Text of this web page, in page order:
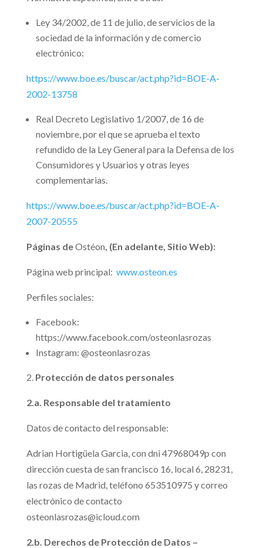
Ley 34/2002, de 11 de julio, de servicios de la
sociedad de la información y de comercio
electrónico:
https://www.boe.es/buscar/act.php?id=BOE-A-
2002-13758
Real Decreto Legislativo 1/2007, de 16 de
noviembre, por el que se aprueba el texto
refundido de la Ley General para la Defensa de los
Consumidores y Usuarios y otras leyes
complementarias.
https://www.boe.es/buscar/act.php?id=BOE-A-
2007-20555
Páginas deOstéon, (En adelante, Sitio Web):
Página web principal: www.osteon.es
Perfiles sociales:
Facebook:
https://www.facebook.com/osteonlasrozas
Instagram: @osteonlasrozas
Protección de datos personales
2.a. Responsable del tratamiento
Datos de contacto del responsable:
Adrian Hortigüela Garcia, con dni 47968049p con
dirección cuesta de san francisco 16, local 6, 28231,
las rozas de Madrid, teléfono 653510975 y correo
electrónico de contacto
osteonlasrozas@icloud.com
2.b. Derechos de Protección de Datos –